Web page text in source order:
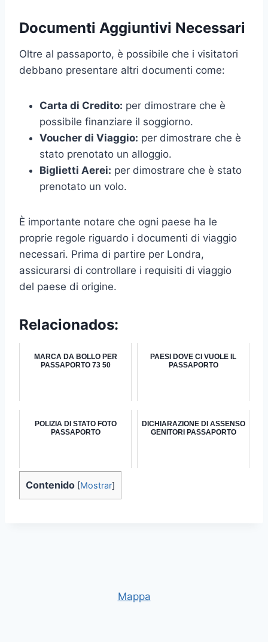
Documenti Aggiuntivi Necessari
Oltre al passaporto, è possibile che i visitatori
debbano presentare altri documenti come:
Carta di Credito: per dimostrare che è
possibile finanziare il soggiorno.
Voucher di Viaggio: per dimostrare che è
stato prenotato un alloggio.
Biglietti Aerei: per dimostrare che è stato
prenotato un volo.
È importante notare che ogni paese ha le
proprie regole riguardo i documenti di viaggio
necessari. Prima di partire per Londra,
assicurarsi di controllare i requisiti di viaggio
del paese di origine.
Relacionados:
MARCA DA BOLLO PER
PASSAPORTO 73 50
PAESI DOVE CI VUOLE IL
PASSAPORTO
POLIZIA DI STATO FOTO
PASSAPORTO
DICHIARAZIONE DI ASSENSO
GENITORI PASSAPORTO
Contenido [Mostrar]
Mappa